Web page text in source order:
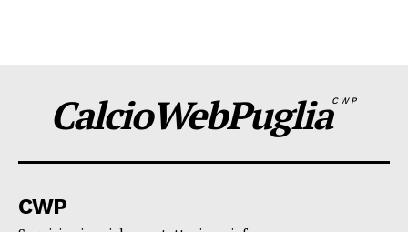
CalcioWebPugliaCWP
CWP